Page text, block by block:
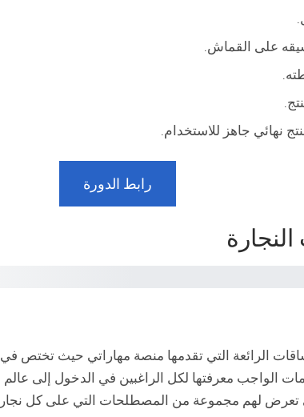
على القماش.
نهائي جاهز للاستخدام.
رابط الدورة
الرائعة التي تقدمها منصة مهاراتي حيث تختص
الواجب معرفتها لكل الراغبين في الدخول إلى
تعرض لهم مجموعة من المصطلحات التي على كل